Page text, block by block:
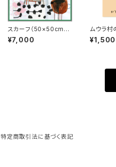
スカーフ（50×50cm）ti
me
¥7,000
ムウラ村
¥1,500
特定商取引法に基づく表記